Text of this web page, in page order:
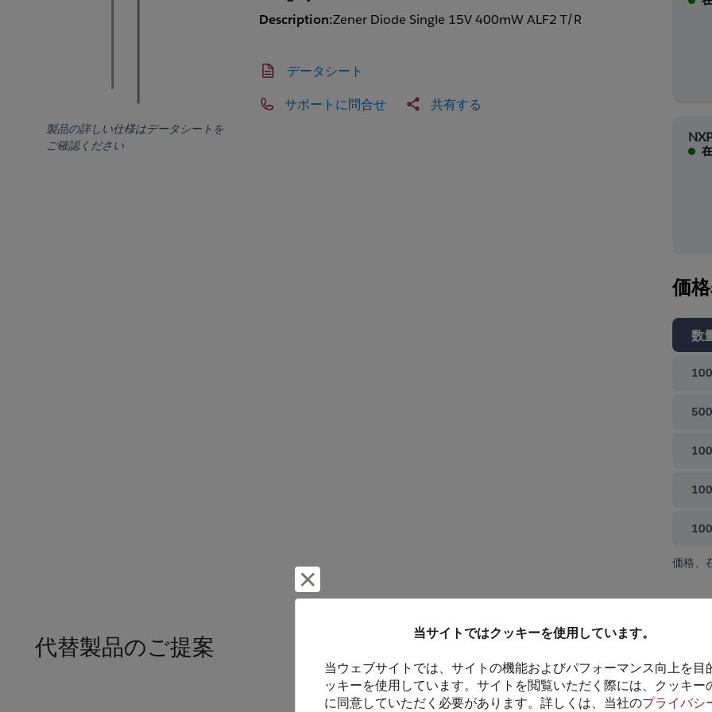
製品の詳しい仕様はデータシートを
ご確認ください
Description:Zener Diode Single 15V 400mW ALF2 T/R
データシート
サポートに問合せ 共有する
価
数
価格、
代替製品のご提案 当サイトではクッキーを使用しています。
当ウェブサイトでは、サイトの機能およびパフォーマンス向上を目
ッキーを使用しています。サイトを閲覧いただく際には、クッキー
に同意していただく必要があります。詳しくは、当社のプライバシ